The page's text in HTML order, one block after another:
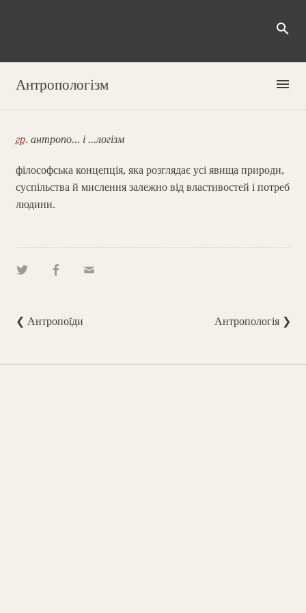
search
Антропологізм menu
гр. антропо... і ...логізм
філософська концепція, яка розглядає усі явища природи,
суспільства й мислення залежно від властивостей і потреб
людини.
❮ Антропоїди Антропологія ❯